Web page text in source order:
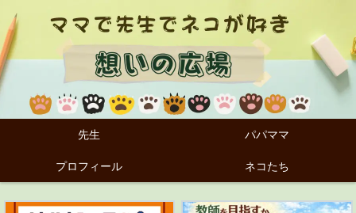
先生 パパママ
プロフィール ネコたち